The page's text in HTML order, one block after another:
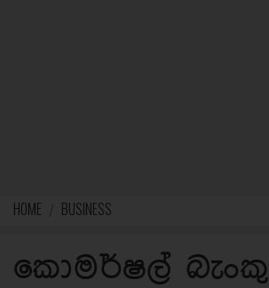
HOME BUSINESS
කොමර්ෂල් බැංකු